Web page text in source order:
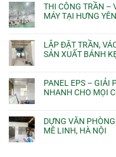
THI CÔNG TRẦN –
MÁY TẠI HƯNG YÊN
LẮP ĐẶT TRẦN,
SẢN XUẤT BÁNH
PANEL EPS – GIẢI
NHANH CHO MỌI
DỰNG VĂN
MÊ LINH, HÀ NỘI